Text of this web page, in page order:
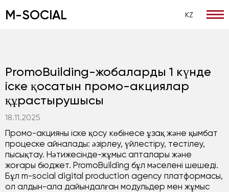
M-SOCIAL KZ
PromoBuilding-жобаларды 1 күнде
іске қосатын промо-акциялар
құрастырушысы
18.11.2025
Промо-акцияны іске қосу көбінесе ұзақ және қымбат
процеске айналады: әзірлеу, үйлестіру, тестілеу,
пысықтау. Нәтижесінде-жұмыс апталары және
жоғары бюджет. PromoBuilding бұл мәселені шешеді.
Бұл m-social digital production agency платформасы,
ол алдын-ала дайындалған модульдер мен жұмыс